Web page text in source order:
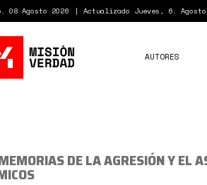
08 Agosto 2026 Actualizado Jueves, 6.
AUTORES
DE LA AGRESIÓN Y EL